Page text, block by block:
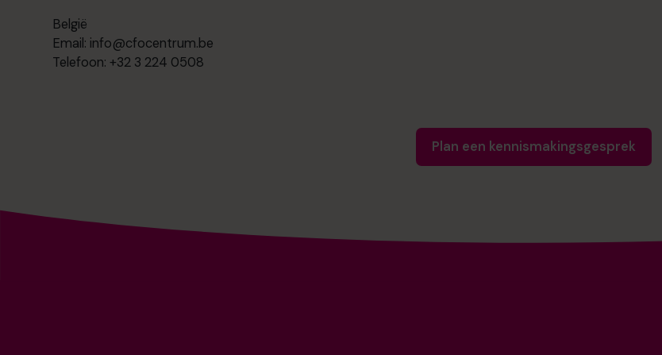
België
Email: info@cfocentrum.be
Telefoon: +32 3 224 0508
Plan een kennismakingsgesprek